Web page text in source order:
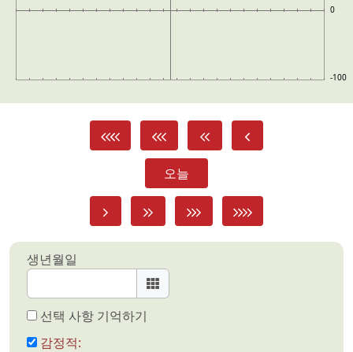
0
-100
오늘
생년월일
선택 사항 기억하기
감정적: